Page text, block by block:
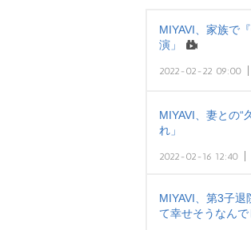
MIYAVI、家族で
演」
2022-02-22 09:00
MIYAVI、妻との
れ」
2022-02-16 12:40
MIYAVI、第3子
て幸せそうなんで